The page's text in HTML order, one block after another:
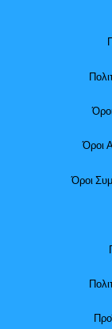
Όροι
Όροι